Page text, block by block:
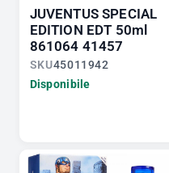
JUVENTUS SPECIAL
EDITION EDT 50ml
861064 41457
SKU45011942
Disponibile